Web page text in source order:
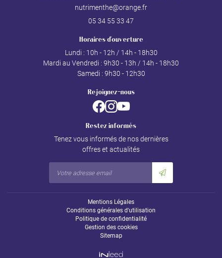
05 34 55 33 47
Horaires d'ouverture
Lundi : 10h - 12h / 14h - 18h30
Mardi au Vendredi : 9h30 - 13h / 14h - 18h30
Samedi : 9h30 - 12h30
Rejoignez-nous
Restez informés
Tenez vous informés de nos dernières
offres et actualités
Mentions Légales
Conditions générales d'utilisation
Politique de confidentialité
Gestion des cookies
Sitemap